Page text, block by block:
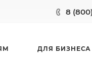
8
ДЛЯ БИЗНЕСА